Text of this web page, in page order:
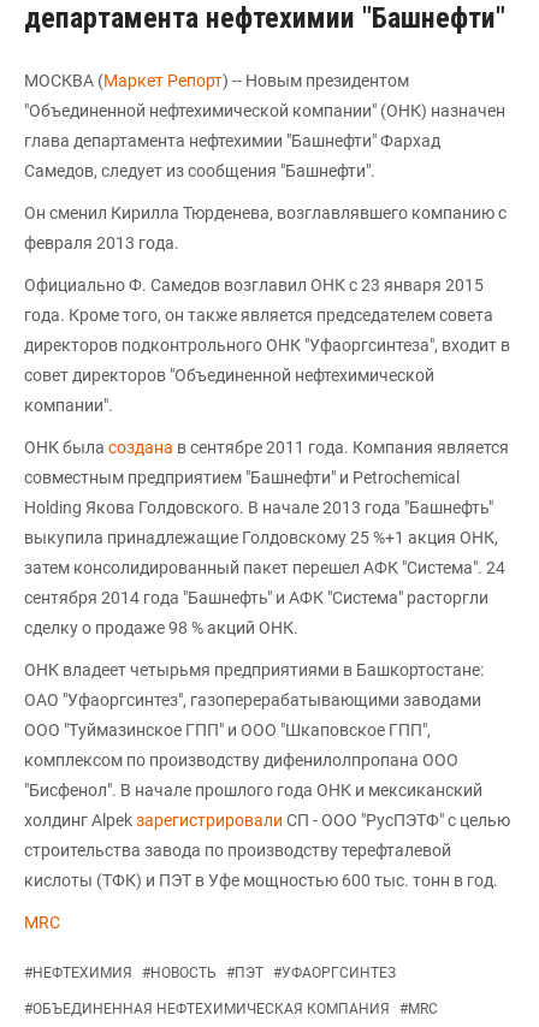
департамента нефтехимии "Башнефти"
MOCКВА (Маркет Pепорт) -- Новым президентом
"Объединенной нефтехимической компании" (ОНК) назначен
глава департамента нефтехимии "Башнефти" Фархад
Самедов, следует из сообщения "Башнефти".
Он сменил Кирилла Тюрденева, возглавлявшего компанию с
февраля 2013 года.
Официально Ф. Самедов возглавил ОНК с 23 января 2015
года. Кроме того, он также является председателем совета
директоров подконтрольного ОНК "Уфаоргсинтеза", входит в
совет директоров "Объединенной нефтехимической
компании".
ОНК была создана в сентябре 2011 года. Компания является
совместным предприятием "Башнефти" и Petrochemical
Holding Якова Голдовского. В начале 2013 года "Башнефть"
выкупила принадлежащие Голдовскому 25 %+1 акция ОНК,
затем консолидированный пакет перешел АФК "Система". 24
сентября 2014 года "Башнефть" и АФК "Система" расторгли
сделку о продаже 98 % акций ОНК.
ОНК владеет четырьмя предприятиями в Башкортостане:
ОАО "Уфаоргсинтез", газоперерабатывающими заводами
ООО "Туймазинское ГПП" и ООО "Шкаповское ГПП",
комплексом по производству дифенилолпропана ООО
"Бисфенол". В начале прошлого года ОНК и мексиканский
холдинг Alpekзарегистрировали СП - ООО "РусПЭТФ" с целью
строительства завода по производству терефталевой
кислоты (ТФК) и ПЭТ в Уфе мощностью 600 тыс. тонн в год.
MRC
#НЕФТЕХИМИЯ #НОВОСТЬ #ПЭТ #УФАОРГСИНТЕЗ
#ОБЪЕДИНЕННАЯ НЕФТЕХИМИЧЕСКАЯ КОМПАНИЯ #MRC